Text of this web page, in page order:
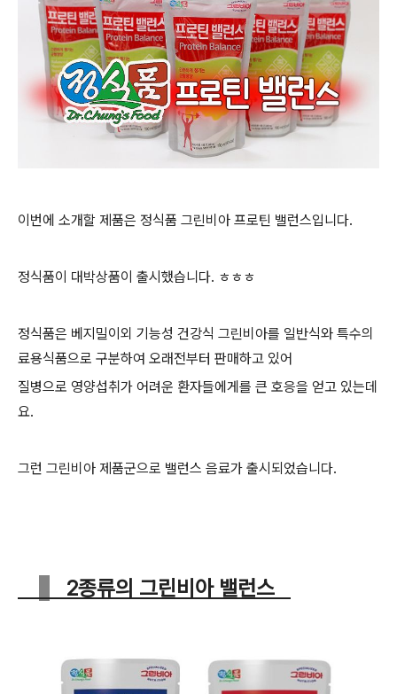
이번에 소개할 제품은 정식품 그린비아 프로틴 밸런스입니다.
정식품이 대박상품이 출시했습니다. ㅎㅎㅎ
정식품은 베지밀이외 기능성 건강식 그린비아를 일반식와 특수의
료용식품으로 구분하여 오래전부터 판매하고 있어
질병으로 영양섭취가 어려운 환자들에게 를 큰 호응을 얻고 있는데
요.
그런 그린비아 제품군으로 밸런스 음료가 출시되었습니다.
2종류의 그린비아 밸런스